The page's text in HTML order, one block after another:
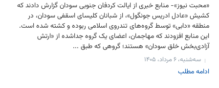
«محبت نیوز»- منابع خبری از ایالت کردفان جنوبی سودان گزارش دادند که
کشیش «عادل ادریس جونگول»، از شبانان کلیسای اسقفی سودان، در
منطقه «دابی» توسط گروه‌های تندروی اسلامی ربوده و کشته شده است.
این منابع افزودند که مهاجمان، اعضای یک گروه جداشده از «ارتش
آزادی‌بخش خلق سودان» هستند؛ گروهی که طبق ...
سه‌شنبه، ۶ مرداد، ۱۴۰۵
ادامه مطلب